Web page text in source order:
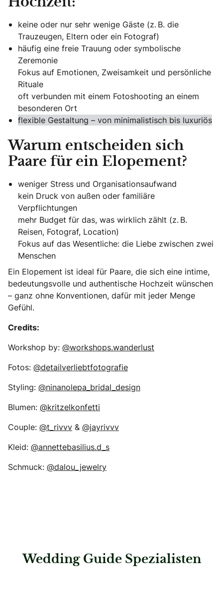
keine oder nur sehr wenige Gäste (z. B. die
Trauzeugen, Eltern oder ein Fotograf)
häufig eine freie Trauung oder symbolische
Zeremonie
Fokus auf Emotionen, Zweisamkeit und persönliche
Rituale
oft verbunden mit einem Fotoshooting an einem
besonderen Ort
flexible Gestaltung – von minimalistisch bis luxuriös
Warum entscheiden sich
Paare für ein Elopement?
weniger Stress und Organisationsaufwand
kein Druck von außen oder familiäre
Verpflichtungen
mehr Budget für das, was wirklich zählt (z. B.
Reisen, Fotograf, Location)
Fokus auf das Wesentliche: die Liebe zwischen zwei
Menschen
Ein Elopement ist ideal für Paare, die sich eine intime,
bedeutungsvolle und authentische Hochzeit wünschen
– ganz ohne Konventionen, dafür mit jeder Menge
Gefühl.
Credits:
Workshop by: @workshops.wanderlust
Fotos: @detailverliebtfotografie
Styling: @ninanolepa_bridal_design
Blumen: @kritzelkonfetti
Couple: @t_rivvv & @jayrivvv
Kleid: @annettebasilius.d_s
Schmuck: @dalou_jewelry
Wedding Guide Spezialisten